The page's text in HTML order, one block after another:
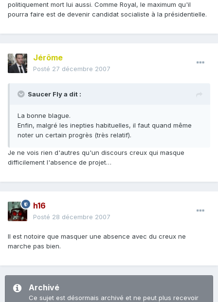
politiquement mort lui aussi. Comme Royal, le maximum qu'il
pourra faire est de devenir candidat socialiste à la présidentielle.
Jérôme
Posté 27 décembre 2007
Saucer Fly a dit :
La bonne blague.
Enfin, malgré les inepties habituelles, il faut quand même
noter un certain progrès (très relatif).
Je ne vois rien d'autres qu'un discours creux qui masque
difficilement l'absence de projet…
h16
Posté 28 décembre 2007
Il est notoire que masquer une absence avec du creux ne
marche pas bien.
Archivé
Ce sujet est désormais archivé et ne peut plus recevoir